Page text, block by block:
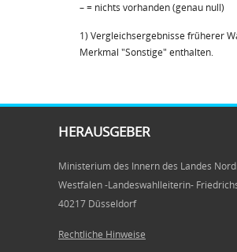
– = nichts vorhanden (genau null)
1) Vergleichsergebnisse früherer
Merkmal "Sonstige" enthalten.
HERAUSGEBER
Ministerium des Innern des Landes
Westfalen -Landeswahlleiterin-
40217 Düsseldorf
Rechtliche Hinweise